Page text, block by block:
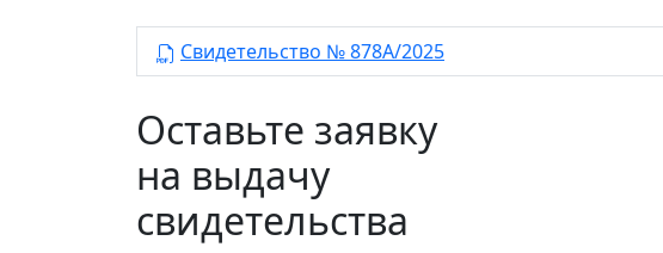
Свидетельство № 878А/2025
Оставьте заявку
на выдачу
свидетельства